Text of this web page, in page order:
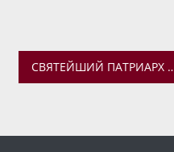
СВЯТЕЙШИЙ ПАТРИАРХ КИРИЛЛ УДОСТОИЛ ЕПИСКОПА